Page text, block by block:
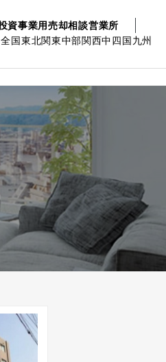
資事業用売却相談営業所
全国東北関東中部関西中四国九州